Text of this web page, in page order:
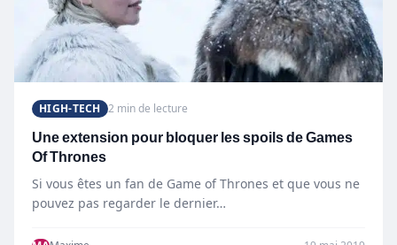
HIGH-TECH 2 min de lecture
Une extension pour bloquer les spoils de Games
Of Thrones
Si vous êtes un fan de Game of Thrones et que vous ne
pouvez pas regarder le dernier…